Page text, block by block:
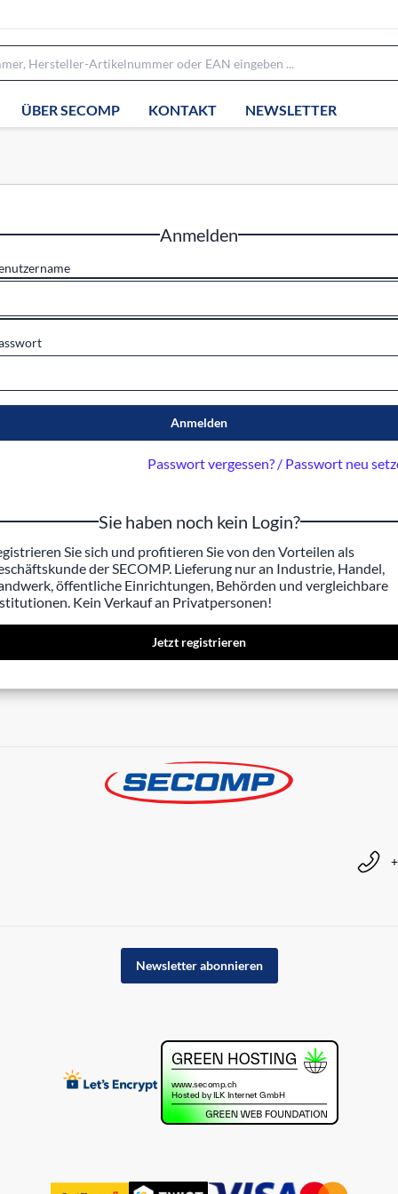
ÜBER SECOMP KONTAKT NEWSLETTER
Anmelden
Anmelden
Passwort vergessen? / Passwort neu
Sie haben noch kein Login?
Sie sich und profitieren Sie von den Vorteilen als
der SECOMP. Lieferung nur an Industrie, Handel,
öffentliche Einrichtungen, Behörden und vergleichbare
Kein Verkauf an Privatpersonen!
Jetzt registrieren
Newsletter abonnieren